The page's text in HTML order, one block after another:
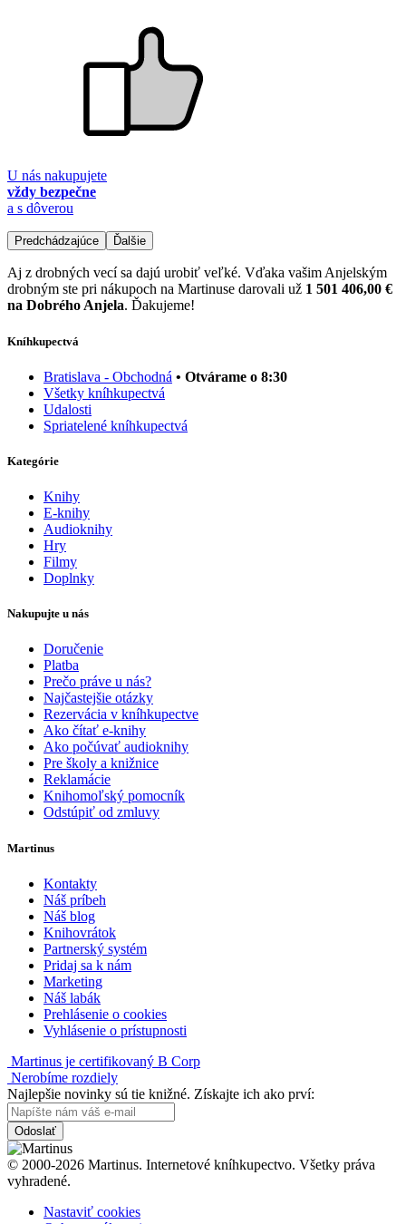
U nás nakupujete
vždy bezpečne
a s dôverou
Predchádzajúce Ďalšie
Aj z drobných vecí sa dajú urobiť veľké. Vďaka vašim Anjelským
drobným ste pri nákupoch na Martinuse darovali už 1 501 406,00 €
na Dobrého Anjela. Ďakujeme!
Kníhkupectvá
Bratislava - Obchodná • Otvárame o 8:30
Všetky kníhkupectvá
Udalosti
Spriatelené kníhkupectvá
Kategórie
Knihy
E-knihy
Audioknihy
Hry
Filmy
Doplnky
Nakupujte u nás
Doručenie
Platba
Prečo práve u nás?
Najčastejšie otázky
Rezervácia v kníhkupectve
Ako čítať e-knihy
Ako počúvať audioknihy
Pre školy a knižnice
Reklamácie
Knihomoľský pomocník
Odstúpiť od zmluvy
Martinus
Kontakty
Náš príbeh
Náš blog
Knihovrátok
Partnerský systém
Pridaj sa k nám
Marketing
Náš labák
Prehlásenie o cookies
Vyhlásenie o prístupnosti
Martinus je certifikovaný B Corp
Nerobíme rozdiely
Najlepšie novinky sú tie knižné. Získajte ich ako prví:
Odoslať
© 2000-2026 Martinus. Internetové kníhkupectvo. Všetky práva
vyhradené.
Nastaviť cookies